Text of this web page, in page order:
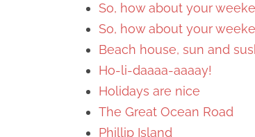
So, how about your
So, how about your
Beach house, sun and
Ho-li-daaaa-aaaay!
Holidays are nice
The Great Ocean Road
Phillip Island